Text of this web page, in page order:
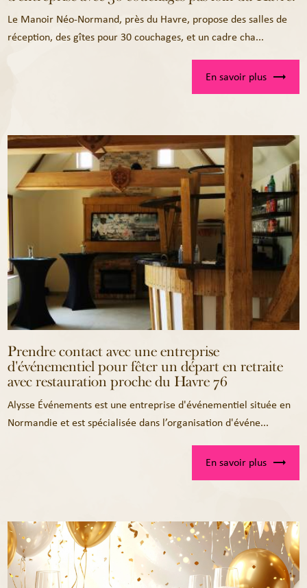
Le Manoir Néo-Normand, près du Havre, propose des salles de
réception, des gîtes pour 30 couchages, et un cadre cha...
En savoir plus
Prendre contact avec une entreprise
d'événementiel pour fêter un départ en retraite
avec restauration proche du Havre 76
Alysse Événements est une entreprise d'événementiel située en
Normandie et est spécialisée dans l’organisation d'événe...
En savoir plus